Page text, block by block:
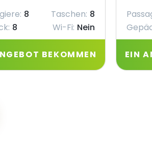
8 Taschen: 8
8 Wi-Fi: Nein
BEKOMMEN EIN